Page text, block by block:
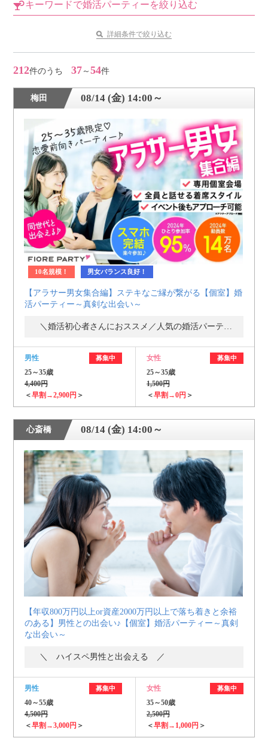
公式アカウントで最新情報を配信中！
PR
約1,300店
の中から
おすすめの優良結婚相談所をご紹介
個人情報保護のため
プライバシーマークを 取得しております
キーワードで婚活パーティーを絞り込む
詳細条件で絞り込む
212件のうち37 ～54件
梅田 08/14 (金) 14:00～
10名規模！ 男女バランス良好！
【アラサー男女集合編】ステキなご縁が繋がる【個室】婚
活パーティー～真剣な出会い～
＼婚活初心者さんにおススメ／人気の婚活パーティー・街コン
男性 募集中
25～35歳
4,400円
＜早割→2,900円 ＞
女性 募集中
25～35歳
1,500円
＜早割→0円 ＞
心斎橋 08/14 (金) 14:00～
【年収800万円以上or資産2000万円以上で落ち着きと余裕
のある】男性との出会い♪【個室】婚活パーティー～真剣
な出会い～
＼ ハイスペ男性と出会える ／
男性 募集中
40～55歳
4,500円
＜早割→3,000円 ＞
女性 募集中
35～50歳
2,500円
＜早割→1,000円 ＞